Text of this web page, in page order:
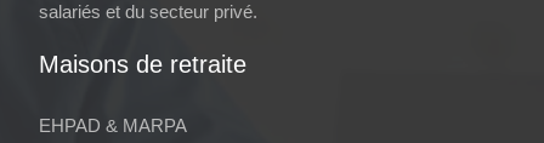
salariés et du secteur privé.
Maisons de retraite
EHPAD & MARPA